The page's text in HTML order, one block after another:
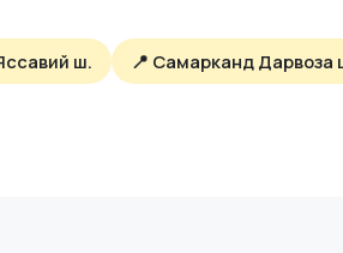
ш. 📍 Самарканд Дарвоза